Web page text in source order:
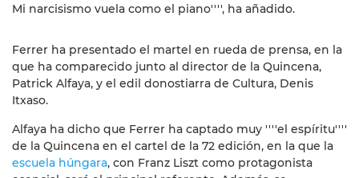
Mi narcisismo vuela como el piano'''', ha añadido.
Ferrer ha presentado el martel en rueda de prensa, en la
que ha comparecido junto al director de la Quincena,
Patrick Alfaya, y el edil donostiarra de Cultura, Denis
Itxaso.
Alfaya ha dicho que Ferrer ha captado muy ''''el espíritu''''
de la Quincena en el cartel de la 72 edición, en la que la
escuela húngara, con Franz Liszt como protagonista